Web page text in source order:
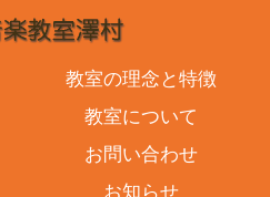
教室の理念と特徴
教室について
お問い合わせ
お知らせ